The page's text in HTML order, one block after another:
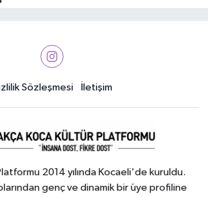
Sözleşmesi İletişim
2014 yılında Kocaeli'de kuruldu.
genç ve dinamik bir üye profiline